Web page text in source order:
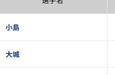
小島
大城